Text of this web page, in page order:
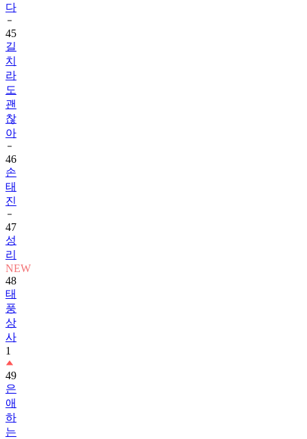
다
45
길
치
라
도
괜
찮
아
46
손
태
진
47
성
리
NEW
48
태
풍
상
사
1
49
은
애
하
는